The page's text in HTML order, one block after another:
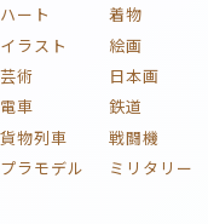
ハート
着物
イラスト
絵画
芸術
日本画
電車
鉄道
貨物列車
戦闘機
プラモデル
ミリタリー